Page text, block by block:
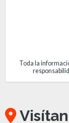
Toda la